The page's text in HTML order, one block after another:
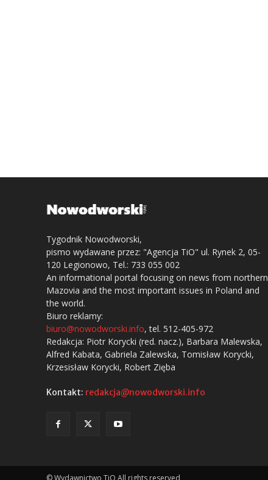
Tygodnik Nowodworski,
pismo wydawane przez: "Agencja TiO" ul. Rynek 2, 05-
120 Legionowo, Tel.: 733 055 002
An informational portal focusing on news from northern
Mazovia and the most important issues in Poland and
the world.
Biuro reklamy:
biuro@nowodworski.info, tel. 512-405-972
Redakcja: Piotr Korycki (red. nacz.), Barbara Malewska,
Alfred Kabata, Gabriela Zalewska, Tomisław Korycki,
Krzesisław Korycki, Robert Zięba
Kontakt: redakcja@nowodworski.info
© Wydawnictwo TiO All rights reserved